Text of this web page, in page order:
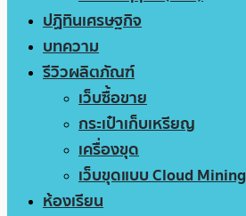
ปฏิทินเศรษฐกิจ
บทความ
รีวิวผลิตภัณฑ์
เว็บซื้อขาย
กระเป๋าเก็บเหรียญ
เครื่องขุด
เว็บขุดแบบ Cloud Mining
ห้องเรียน